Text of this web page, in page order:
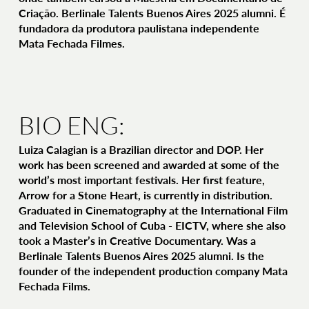
Criação. Berlinale Talents Buenos Aires 2025 alumni. É
fundadora da produtora paulistana independente
Mata Fechada Filmes.
BIO ENG:
Luiza Calagian is a Brazilian director and DOP. Her
work has been screened and awarded at some of the
world’s most important festivals. Her first feature,
Arrow for a Stone Heart, is currently in distribution.
Graduated in Cinematography at the International Film
and Television School of Cuba - EICTV, where she also
took a Master’s in Creative Documentary. Was a
Berlinale Talents Buenos Aires 2025 alumni. Is the
founder of the independent production company Mata
Fechada Films.